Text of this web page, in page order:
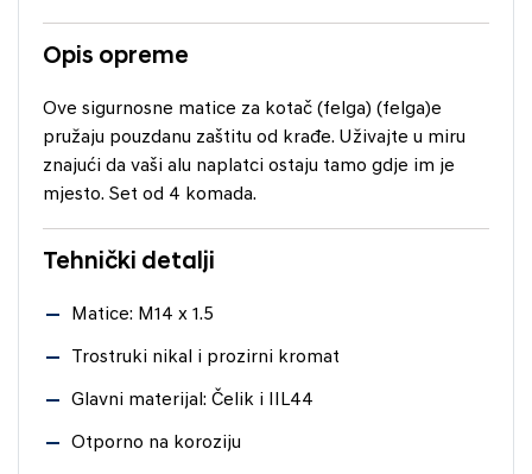
Opis opreme
Ove sigurnosne matice za kotač (felga) (felga)e
pružaju pouzdanu zaštitu od krađe. Uživajte u miru
znajući da vaši alu naplatci ostaju tamo gdje im je
mjesto. Set od 4 komada.
Tehnički detalji
Matice: M14 x 1.5
Trostruki nikal i prozirni kromat
Glavni materijal: Čelik i IIL44
Otporno na koroziju